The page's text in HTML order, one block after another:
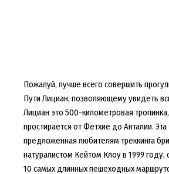
Пожалуй, лучше всего совершить
Пути Лициан, позволяющему увидеть
Лициан это 500-километровая
простирается от Фетхие до Анталии. Эта
предложенная любителям треккинга
натуралистом Кейтом Клоу в 1999 году,
10 самых длинных пешеходных